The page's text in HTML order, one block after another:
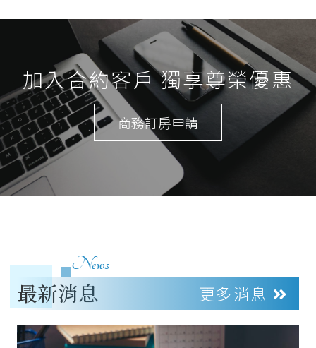
加入合約客戶 獨享尊榮優惠
商務訂房申請
News
最新消息 更多消息